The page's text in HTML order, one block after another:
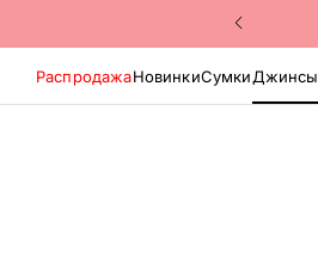
РаспродажаНовинкиСумкиДжинсы